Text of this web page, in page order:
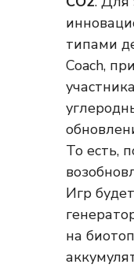
типами
Coach,
То есть,
Игр
на